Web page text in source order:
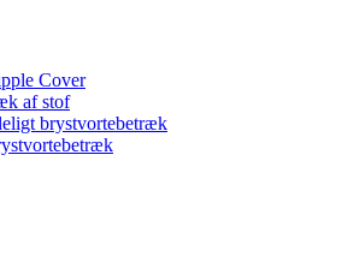
Cover
af stof
brystvortebetræk